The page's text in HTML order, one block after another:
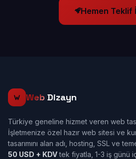
Hemen Teklif
Web Dizayn
Türkiye geneline hizmet veren web
İşletmenize özel hazır web sitesi ve
tasarımını alan adı, hosting, SSL ve
50 USD + KDVtek fiyatla, 1-3 iş günü